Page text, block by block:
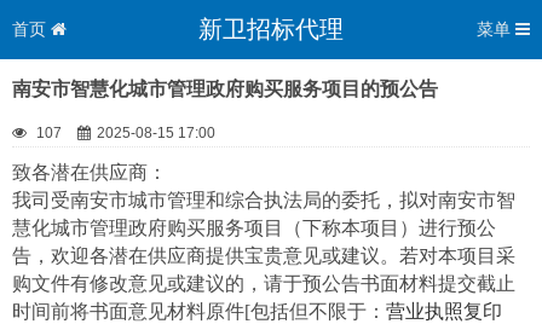
首页 新卫招标代理 菜单
南安市智慧化城市管理政府购买服务项目的预公告
107 2025-08-15 17:00
致各潜在供应商：
我司受南安市城市管理和综合执法局的委托，拟对南安市智
慧化城市管理政府购买服务项目（下称本项目）进行预公
告，欢迎各潜在供应商提供宝贵意见或建议。若对本项目采
购文件有修改意见或建议的，请于预公告书面材料提交截止
时间前将书面意见材料原件[包括但不限于： 营业执照复印